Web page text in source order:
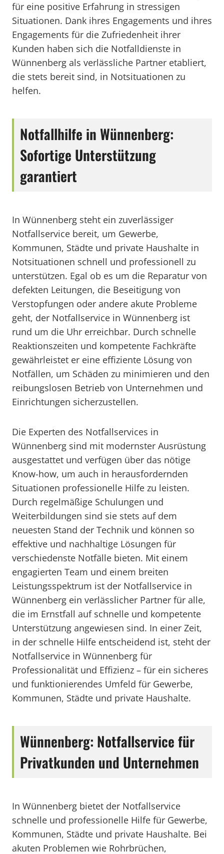
für eine positive Erfahrung in stressigen
Situationen. Dank ihres Engagements und ihres
Engagements für die Zufriedenheit ihrer
Kunden haben sich die Notfalldienste in
Wünnenberg als verlässliche Partner etabliert,
die stets bereit sind, in Notsituationen zu
helfen.
Notfallhilfe in Wünnenberg:
Sofortige Unterstützung
garantiert
In Wünnenberg steht ein zuverlässiger
Notfallservice bereit, um Gewerbe,
Kommunen, Städte und private Haushalte in
Notsituationen schnell und professionell zu
unterstützen. Egal ob es um die Reparatur von
defekten Leitungen, die Beseitigung von
Verstopfungen oder andere akute Probleme
geht, der Notfallservice in Wünnenberg ist
rund um die Uhr erreichbar. Durch schnelle
Reaktionszeiten und kompetente Fachkräfte
gewährleistet er eine effiziente Lösung von
Notfällen, um Schäden zu minimieren und den
reibungslosen Betrieb von Unternehmen und
Einrichtungen sicherzustellen.
Die Experten des Notfallservices in
Wünnenberg sind mit modernster Ausrüstung
ausgestattet und verfügen über das nötige
Know-how, um auch in herausfordernden
Situationen professionelle Hilfe zu leisten.
Durch regelmäßige Schulungen und
Weiterbildungen sind sie stets auf dem
neuesten Stand der Technik und können so
effektive und nachhaltige Lösungen für
verschiedenste Notfälle bieten. Mit einem
engagierten Team und einem breiten
Leistungsspektrum ist der Notfallservice in
Wünnenberg ein verlässlicher Partner für alle,
die im Ernstfall auf schnelle und kompetente
Unterstützung angewiesen sind. In einer Zeit,
in der schnelle Hilfe entscheidend ist, steht der
Notfallservice in Wünnenberg für
Professionalität und Effizienz – für ein sicheres
und funktionierendes Umfeld für Gewerbe,
Kommunen, Städte und private Haushalte.
Wünnenberg: Notfallservice für
Privatkunden und Unternehmen
In Wünnenberg bietet der Notfallservice
schnelle und professionelle Hilfe für Gewerbe,
Kommunen, Städte und private Haushalte. Bei
akuten Problemen wie Rohrbrüchen,